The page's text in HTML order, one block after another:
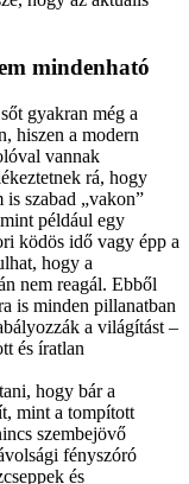
mindenható
gyakran még a
hiszen a modern
vannak
rá, hogy
is szabad „vakon”
például egy
ködös idő vagy épp a
hogy a
nem reagál. Ebből
is minden pillanatban
a világítást –
és íratlan
hogy bár a
mint a tompított
szembejövő
fényszóró
és